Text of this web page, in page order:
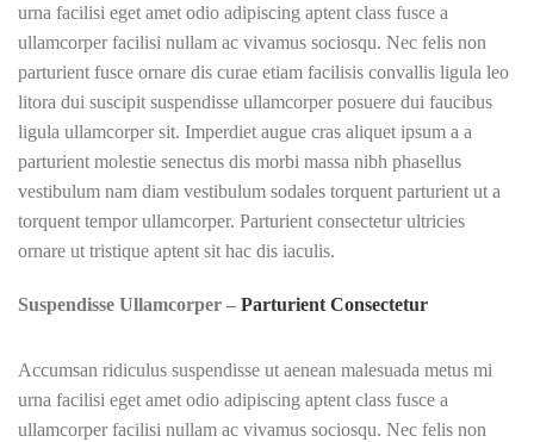
urna facilisi eget amet odio adipiscing aptent class fusce a
ullamcorper facilisi nullam ac vivamus sociosqu. Nec felis non
parturient fusce ornare dis curae etiam facilisis convallis ligula leo
litora dui suscipit suspendisse ullamcorper posuere dui faucibus
ligula ullamcorper sit. Imperdiet augue cras aliquet ipsum a a
parturient molestie senectus dis morbi massa nibh phasellus
vestibulum nam diam vestibulum sodales torquent parturient ut a
torquent tempor ullamcorper. Parturient consectetur ultricies
ornare ut tristique aptent sit hac dis iaculis.
Suspendisse Ullamcorper – Parturient Consectetur
Accumsan ridiculus suspendisse ut aenean malesuada metus mi
urna facilisi eget amet odio adipiscing aptent class fusce a
ullamcorper facilisi nullam ac vivamus sociosqu. Nec felis non